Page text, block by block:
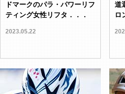
ドマークのパラ・パワーリフ
ティング女性リフタ．．．
2023.05.22
道
ロ